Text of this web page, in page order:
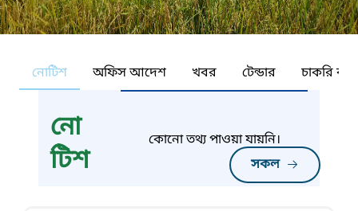
নোটিশ অফিস আদেশ খবর টেন্ডার চাকরি
নো
টিশ
সকল
কোনো তথ্য পাওয়া যায়নি।